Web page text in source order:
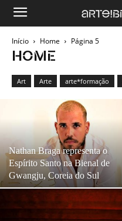
Início Home Página 5
HOME
Art Arte arte*formação
Nathan Braga representa o
Espírito Santo na Bienal de
Gwangju, Coreia do Sul